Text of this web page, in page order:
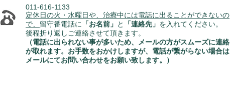
011-616-1133
定休日の火・水曜日や、治療中には電話に出ることができないの
で、 留守番電話に 「お名前」 と 「連絡先」 を入れてください。
​後程折り返しご連絡させて頂きます。
（電話に出られない事が多いため、メールの方がスムーズに連絡
が取れます。お手数をおかけしますが、電話が繋がらない場合は
メールにてお問い合わせをお願い致します。）